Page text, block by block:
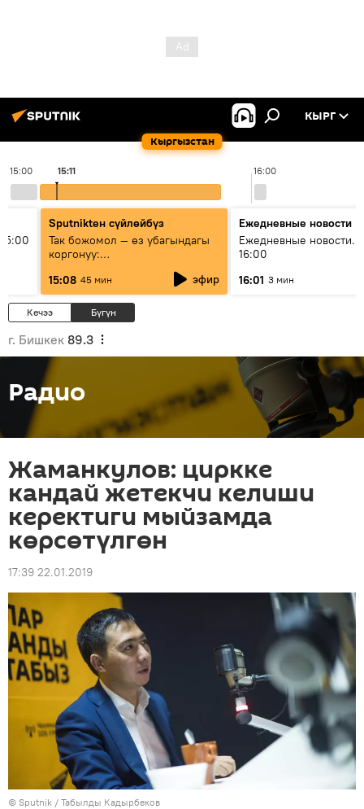
Кыргызстан
КЫРГ
15:00 16:00
15:11
Sputnikteн сүйлөйбүз
Так божомол — өз убагындагы
коргонуу:
гидрометеорологиялык кызмат
кантип өркүндөтүлүүдө
15:08 45 мин эфир
Ежедневные новости
Ежедневные новости.
16:00
16:01 3 мин
Кечээ Бүгүн
г. Бишкек 89.3
Радио
Жаманкулов: циркке
кандай жетекчи келиши
керектиги мыйзамда
көрсөтүлгөн
17:39 22.01.2019
© Sputnik / Табылды Кадырбеков